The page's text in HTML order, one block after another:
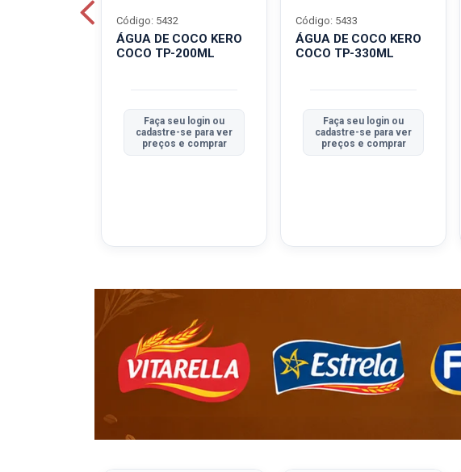
ÁGUA DE COCO KERO
COCO TP-200ML
Código: 5432
Faça seu login ou
cadastre-se para ver
preços e comprar
ÁGUA DE COCO KERO
COCO TP-330ML
Código: 5433
Faça seu login ou
cadastre-se para ver
preços e comprar